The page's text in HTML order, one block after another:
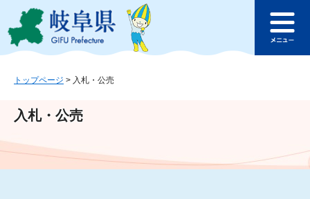
ジ
ュ
文
このページの本文へ
ュ
トップページ > 入札・公売
入札・公売